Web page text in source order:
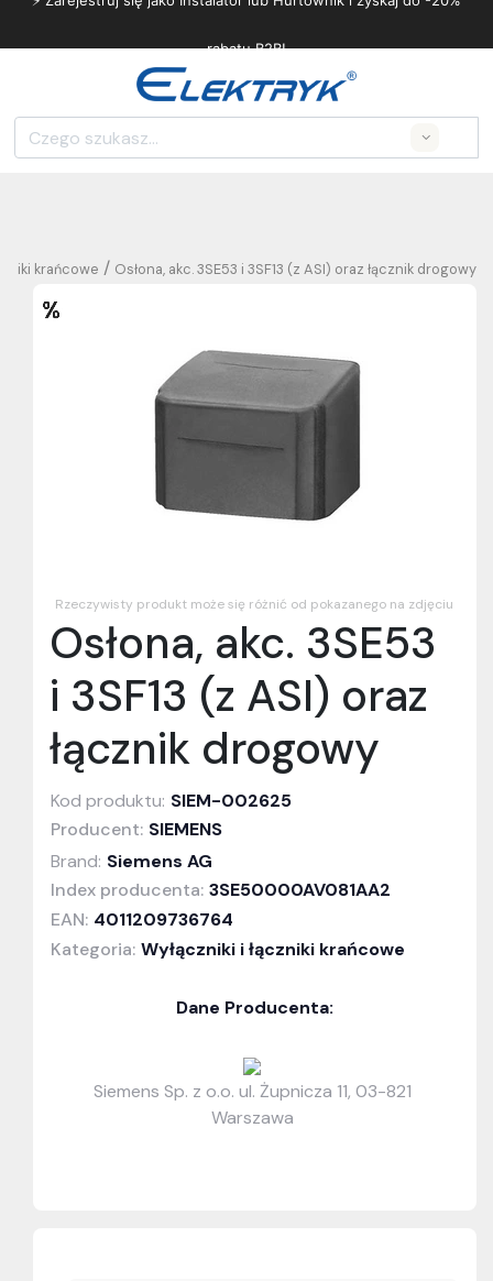
rabatu B2B!
Osłona, akc. 3SE53 i 3SF13 (z ASI) oraz łącznik drogowy
/
krańcowe
Rzeczywisty produkt może się różnić od pokazanego na zdjęciu
Osłona, akc. 3SE53
i 3SF13 (z ASI) oraz
łącznik drogowy
Kod produktu: SIEM-002625
Producent: SIEMENS
Brand: Siemens AG
Index producenta: 3SE50000AV081AA2
EAN: 4011209736764
Kategoria: Wyłączniki i łączniki krańcowe
Dane Producenta:
Siemens Sp. z o.o. ul. Żupnicza 11, 03-821
Warszawa